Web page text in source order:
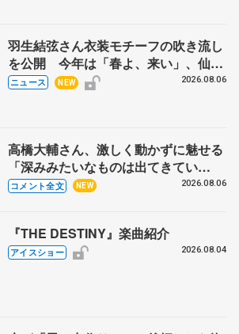
羽生結弦さん衣装モチーフの吹き流し
を公開 今年は「春よ、来い」、仙台
の瑞鳳殿
ニュース NEW 2026.08.06
高橋大輔さん、激しく動かずに魅せる
「深みみたいなものは出てきてい
る？」 〝兄さん〟と慕うレジェンド
コメント全文 NEW 2026.08.06
『THE DESTINY』楽曲紹介
アイスショー 2026.08.04